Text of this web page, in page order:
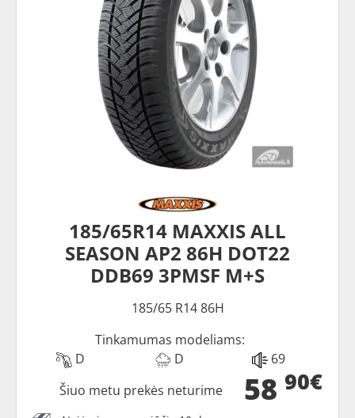
185/65R14 MAXXIS ALL
SEASON AP2 86H DOT22
DDB69 3PMSF M+S
185/65 R14 86H
Tinkamumas modeliams:
D
D 69
58 90€
Šiuo metu prekės neturime